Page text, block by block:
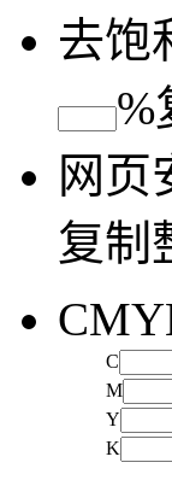
去饱
%
网页
复制
C
M
Y
K